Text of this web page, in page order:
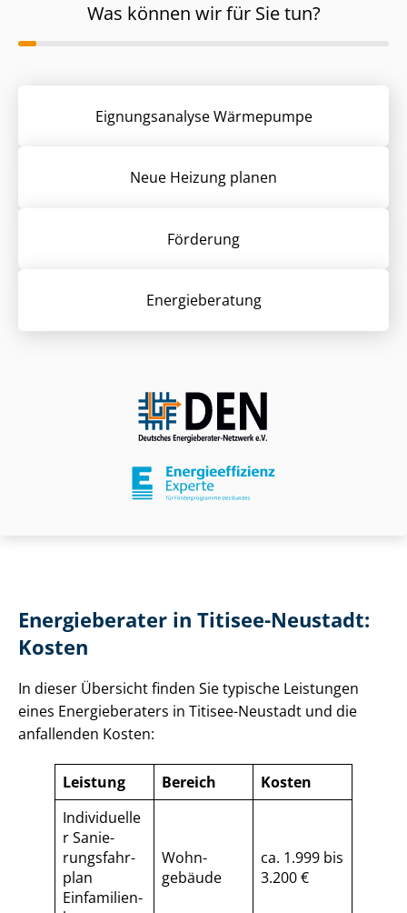
Was können wir für Sie tun?
Eignungsanalyse Wärmepumpe
Neue Heizung planen
Förderung
Energieberatung
Energieberater in Titisee-Neustadt:
Kosten
In dieser Übersicht finden Sie typische Leistungen
eines Energieberaters in Titisee-Neustadt und die
anfallenden Kosten:
Leistung Bereich
Kosten
Individuelle
r Sa­nie­
rungs­fahr­
plan
Einfamilien­
Wohn­
gebäude
ca. 1.999 bis
3.200 €